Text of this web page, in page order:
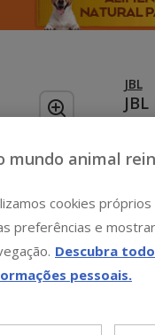
JBL
mundo animal
cookies
preferências e
Descubra
pessoais.